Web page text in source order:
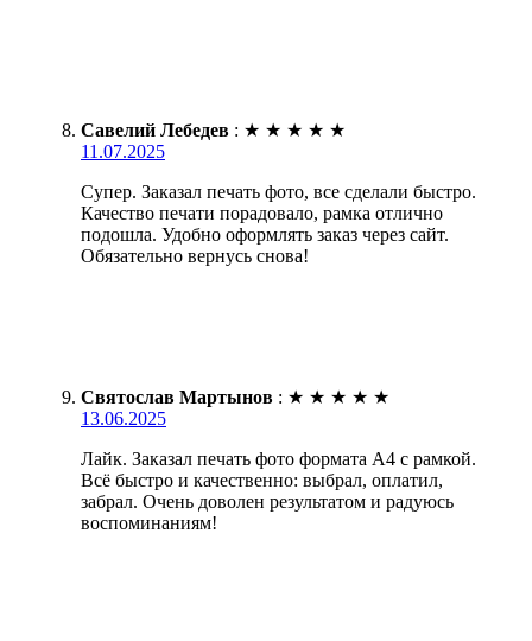
Савелий Лебедев : ★ ★ ★ ★ ★
11.07.2025
Супер. Заказал печать фото, все сделали быстро.
Качество печати порадовало, рамка отлично
подошла. Удобно оформлять заказ через сайт.
Обязательно вернусь снова!
Святослав Мартынов : ★ ★ ★ ★ ★
13.06.2025
Лайк. Заказал печать фото формата А4 с рамкой.
Всё быстро и качественно: выбрал, оплатил,
забрал. Очень доволен результатом и радуюсь
воспоминаниям!